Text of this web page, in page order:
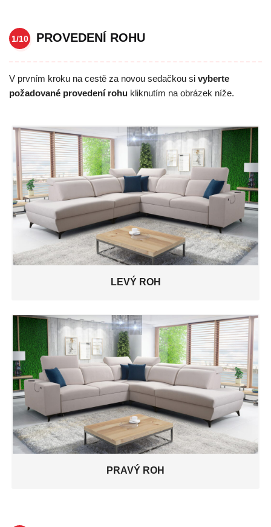
1/10 PROVEDENÍ ROHU
V prvním kroku na cestě za novou sedačkou si vyberte
požadované provedení rohu kliknutím na obrázek níže.
LEVÝ ROH
PRAVÝ ROH